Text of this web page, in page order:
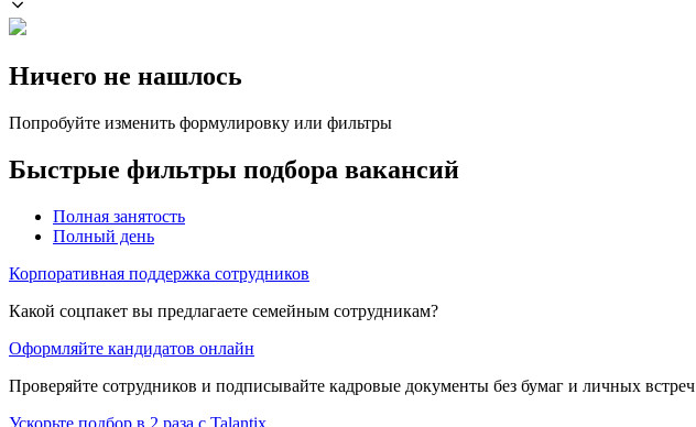
Ничего не нашлось
Попробуйте изменить формулировку или фильтры
Быстрые фильтры подбора вакансий
Полная занятость
Полный день
Корпоративная поддержка сотрудников
Какой соцпакет вы предлагаете семейным сотрудникам?
Оформляйте кандидатов онлайн
Проверяйте сотрудников и подписывайте кадровые документы без бумаг и личных встреч
Ускорьте подбор в 2 раза с Talantix